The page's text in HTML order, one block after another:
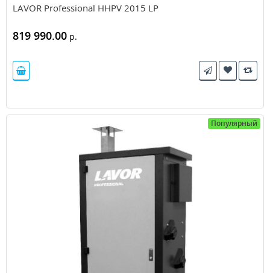
LAVOR Professional HHPV 2015 LP
819 990.00 р.
Популярный